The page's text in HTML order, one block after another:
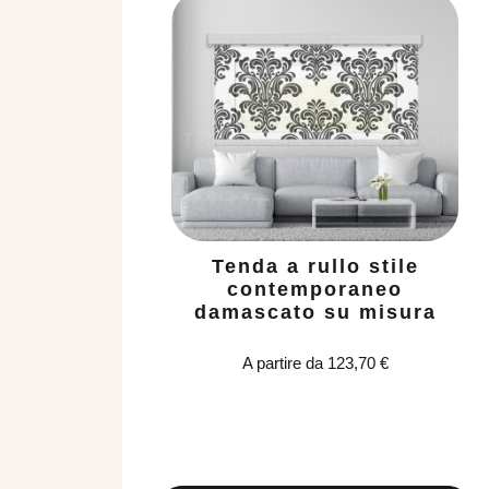
Tenda a rullo stile
contemporaneo
damascato su misura
A partire da 123,70 €